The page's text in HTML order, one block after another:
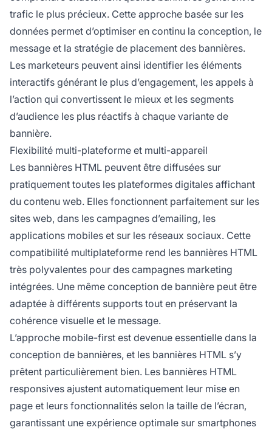
trafic le plus précieux. Cette approche basée sur les
données permet d’optimiser en continu la conception, le
message et la stratégie de placement des bannières.
Les marketeurs peuvent ainsi identifier les éléments
interactifs générant le plus d’engagement, les appels à
l’action qui convertissent le mieux et les segments
d’audience les plus réactifs à chaque variante de
bannière.
Flexibilité multi-plateforme et multi-appareil
Les bannières HTML peuvent être diffusées sur
pratiquement toutes les plateformes digitales affichant
du contenu web. Elles fonctionnent parfaitement sur les
sites web, dans les campagnes d’emailing, les
applications mobiles et sur les réseaux sociaux. Cette
compatibilité multiplateforme rend les bannières HTML
très polyvalentes pour des campagnes marketing
intégrées. Une même conception de bannière peut être
adaptée à différents supports tout en préservant la
cohérence visuelle et le message.
L’approche mobile-first est devenue essentielle dans la
conception de bannières, et les bannières HTML s’y
prêtent particulièrement bien. Les bannières HTML
responsives ajustent automatiquement leur mise en
page et leurs fonctionnalités selon la taille de l’écran,
garantissant une expérience optimale sur smartphones